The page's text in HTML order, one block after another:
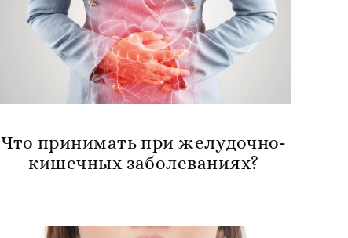
Что принимать при желудочно-
кишечных заболеваниях?